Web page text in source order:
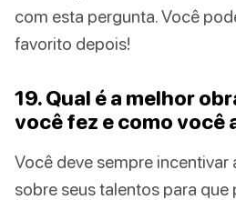
com esta pergunta. Você
favorito depois!
19. Qual é a melhor
você fez e como você
Você deve sempre incentivar
sobre seus talentos para que